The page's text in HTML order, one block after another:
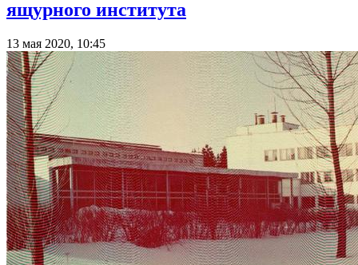
ящурного института
13 мая 2020, 10:45